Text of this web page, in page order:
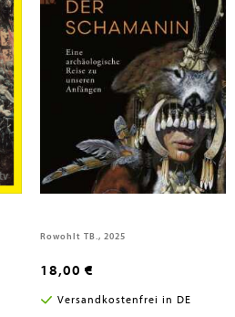
Meller, Harald; Michel, Kai; van Schaik, Carel
Meller, Harald; Michel, Kai
Das Rätsel der Schamanin
Rowohlt TB., 2025
18,00 €
Versandkostenfrei in DE